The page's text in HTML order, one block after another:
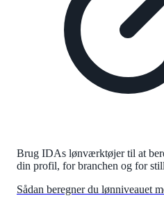
Brug IDAs lønværktøjer til at
din profil, for branchen og for
Sådan beregner du lønniveauet